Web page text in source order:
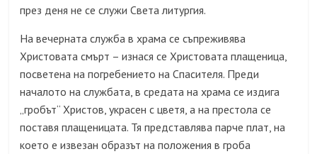
през деня не се служи Света литургия.
На вечерната служба в храма се съпреживява
Христовата смърт – изнася се Христовата плащеница,
посветена на погребението на Спасителя. Преди
началото на службата, в средата на храма се издига
„гробът“ Христов, украсен с цветя, а на престола се
поставя плащеницата. Тя представлява парче плат, на
което е извезан образът на положения в гроба